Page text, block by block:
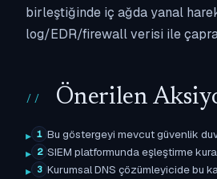
birleştiğinde iç ağda yanal
log/EDR/firewall verisi ile
Önerilen
1 Bu göstergeyi mevcut güvenlik
2 SIEM platformunda eşleştirme
3 Kurumsal DNS çözümleyicide bu